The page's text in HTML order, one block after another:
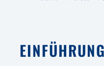
EINFÜHRUNG